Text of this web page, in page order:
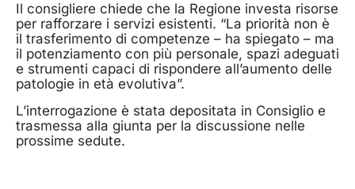
Il consigliere chiede che la Regione investa risorse
per rafforzare i servizi esistenti. “La priorità non è
il trasferimento di competenze – ha spiegato – ma
il potenziamento con più personale, spazi adeguati
e strumenti capaci di rispondere all’aumento delle
patologie in età evolutiva”.
L’interrogazione è stata depositata in Consiglio e
trasmessa alla giunta per la discussione nelle
prossime sedute.